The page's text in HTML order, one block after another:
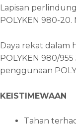
Lapisan
POLYKEN 980-
Daya rekat dalam
POLYKEN 980/
penggunaan
KEISTIMEWAAN
Tahan